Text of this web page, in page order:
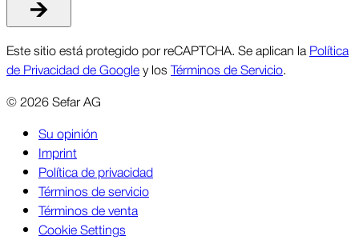
Este sitio está protegido por reCAPTCHA. Se aplican laPolítica
de Privacidad de Googley los Términos de Servicio.
©2026Sefar AG
Su opinión
Imprint
Política de privacidad
Términos de servicio
Términos de venta
Cookie Settings